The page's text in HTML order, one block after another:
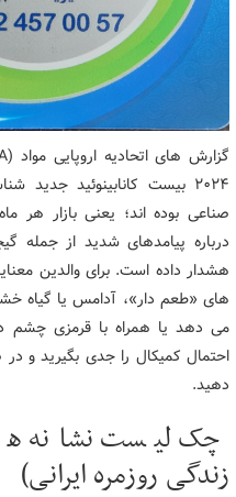
درباره پیامدهای شدید از
هشدار داده است. برای والدین
های «طعم دار»، آدامس یا گیاه
می دهد یا همراه با قرمزی چشم
احتمال کمیکال را جدی بگیرید و
دهید.
چک لیست نشانه
زندگی روزمره ایرانی)